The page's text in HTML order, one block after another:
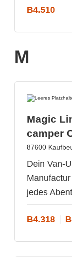
B4.510
M
Magic
camper
87600
Dein Van-
jedes
B4.318